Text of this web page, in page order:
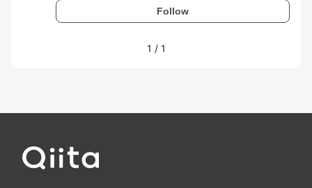
Follow
1 / 1